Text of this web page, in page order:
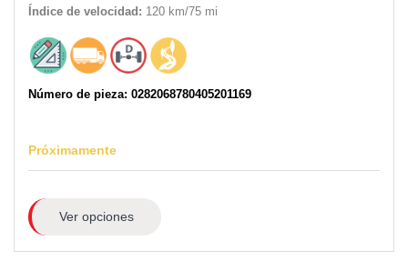
Índice de velocidad: 120 km/75 mi
Número de pieza: 0282068780405201169
Próximamente
Ver opciones